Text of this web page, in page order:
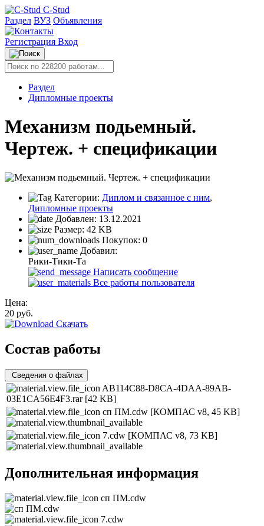
C-Stud
Раздел ВУЗ Объявления
Регистрация Вход
Раздел
Дипломные проекты
Механизм подьемный.
Чертеж. + спецификации
Категории: Диплом и связанное с ним,
Дипломные проекты
Добавлен: 13.12.2021
Размер: 42 KB
Покупок: 0
Добавил:
Рики-Тики-Та
Написать сообщение
Все работы пользователя
Цена:
20 руб.
Скачать
Состав работы
Сведения о файлах
AB114C88-D8CA-4DAA-89AB-
03E1CA56E4F3.rar [42 KB]
сп ПМ.cdw [КОМПАС v8, 45 KB]
7.cdw [КОМПАС v8, 73 KB]
Дополнительная информация
сп ПМ.cdw
7.cdw